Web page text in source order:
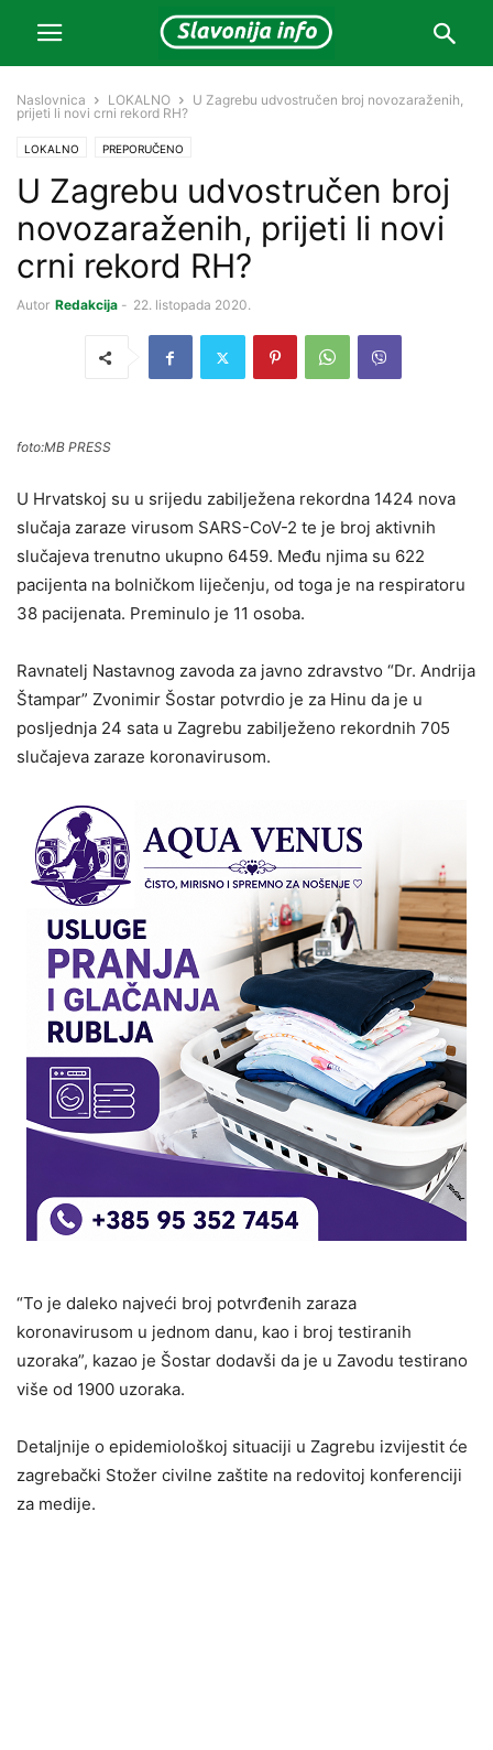
Naslovnica LOKALNO
U Zagrebu udvostručen broj novozaraženih,
prijeti li novi crni rekord RH?
LOKALNO PREPORUČENO
U Zagrebu udvostručen broj
novozaraženih, prijeti li novi
crni rekord RH?
Autor Redakcija - 22. listopada 2020.
foto:MB PRESS
U Hrvatskoj su u srijedu zabilježena rekordna 1424 nova
slučaja zaraze virusom SARS-CoV-2 te je broj aktivnih
slučajeva trenutno ukupno 6459. Među njima su 622
pacijenta na bolničkom liječenju, od toga je na respiratoru
38 pacijenata. Preminulo je 11 osoba.
Ravnatelj Nastavnog zavoda za javno zdravstvo “Dr. Andrija
Štampar” Zvonimir Šostar potvrdio je za Hinu da je u
posljednja 24 sata u Zagrebu zabilježeno rekordnih 705
slučajeva zaraze koronavirusom.
“To je daleko najveći broj potvrđenih zaraza
koronavirusom u jednom danu, kao i broj testiranih
uzoraka”, kazao je Šostar dodavši da je u Zavodu testirano
više od 1900 uzoraka.
Detaljnije o epidemiološkoj situaciji u Zagrebu izvijestit će
zagrebački Stožer civilne zaštite na redovitoj konferenciji
za medije.